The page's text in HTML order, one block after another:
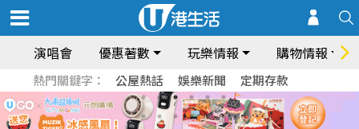
演唱會 優惠著數 玩樂情報 購物情報
熱門關鍵字： 公屋熱話 娛樂新聞 定期存款